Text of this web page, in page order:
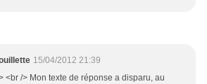
15/04/2012 21:39
<br /> Mon texte de réponse a disparu, au